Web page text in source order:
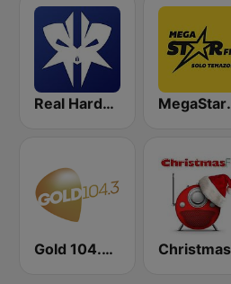
Real Hardstyle
Gold 104.3 FM